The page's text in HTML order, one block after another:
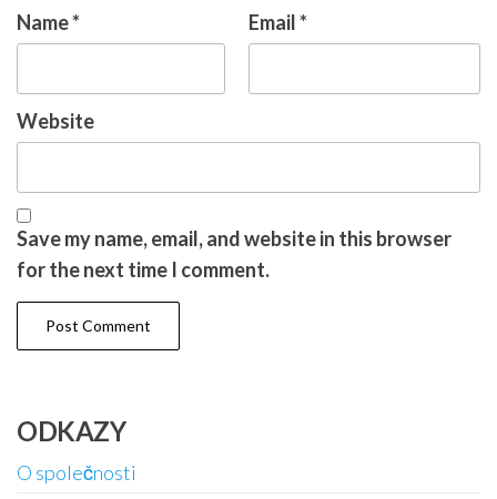
Name* Email*
Website
Save my name, email, and website in this browser
for the next time I comment.
ODKAZY
O společnosti